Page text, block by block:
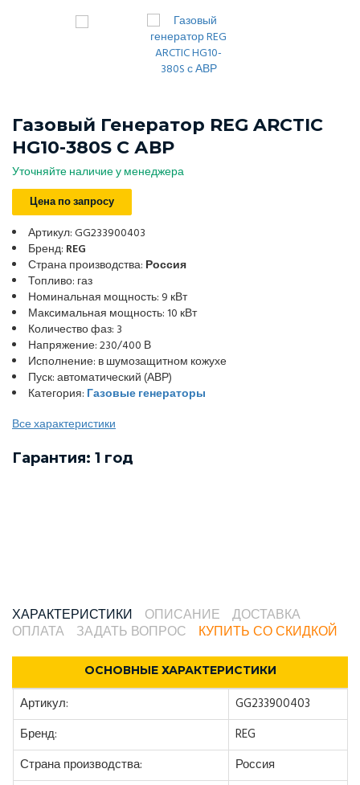
Газовый Генератор REG ARCTIC
HG10-380S С АВР
Уточняйте наличие у менеджера
Цена по запросу
Артикул: GG233900403
Бренд: REG
Страна производства: Россия
Топливо: газ
Номинальная мощность: 9 кВт
Максимальная мощность: 10 кВт
Количество фаз: 3
Напряжение: 230/400 В
Исполнение: в шумозащитном кожухе
Пуск: автоматический (АВР)
Категория: Газовые генераторы
Все характеристики
Гарантия: 1 год
ХАРАКТЕРИСТИКИ ОПИСАНИЕ
ДОСТАВКА
ОПЛАТА
ЗАДАТЬ ВОПРОС КУПИТЬ СО СКИДКОЙ
ОСНОВНЫЕ ХАРАКТЕРИСТИКИ
Артикул:
GG233900403
Бренд:
REG
Страна производства:
Россия